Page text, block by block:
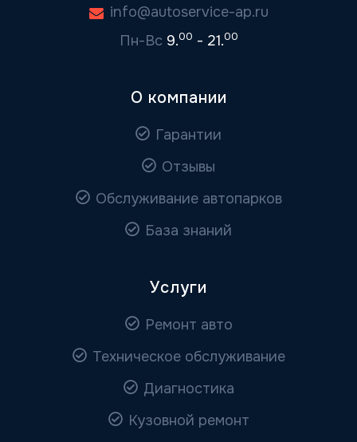
info@autoservice-ap.ru
Пн-Вс 9.00 - 21.00
О компании
Гарантии
Отзывы
Обслуживание автопарков
База знаний
Услуги
Ремонт авто
Техническое обслуживание
Диагностика
Кузовной ремонт